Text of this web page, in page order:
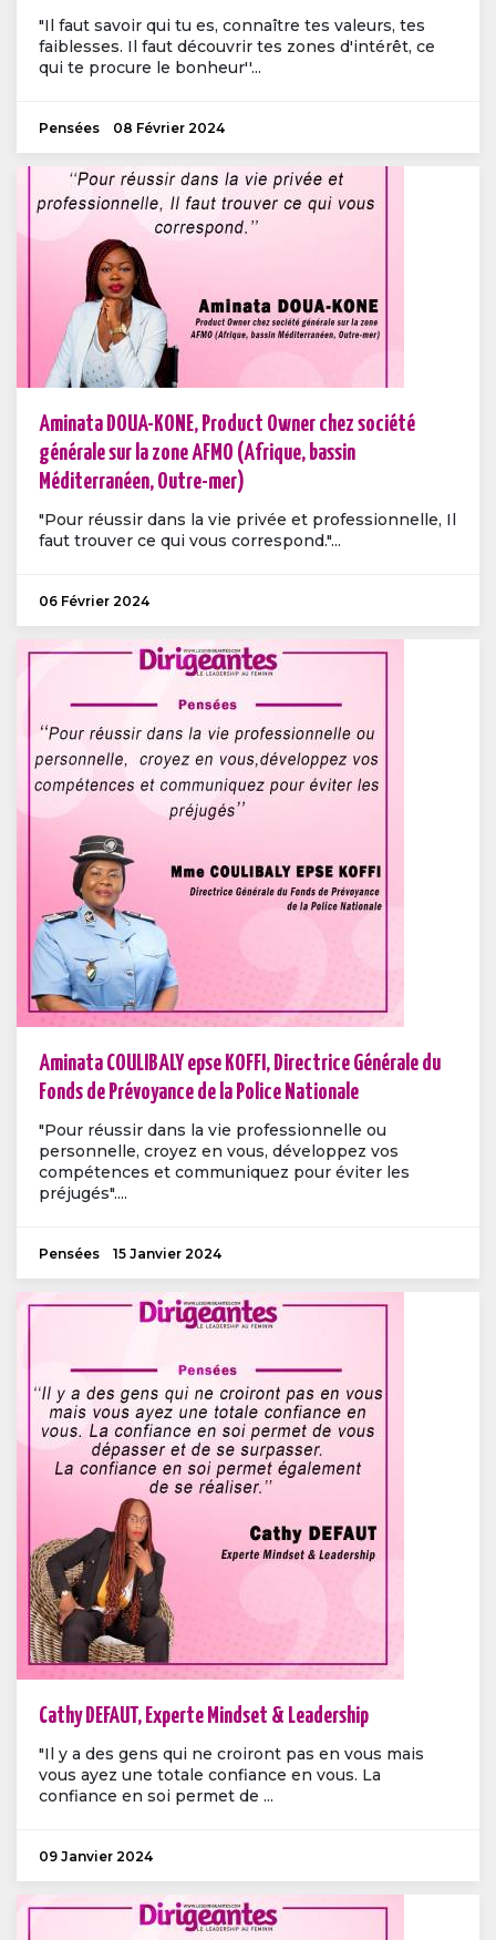
"Il faut savoir qui tu es, connaître tes valeurs, tes
faiblesses. Il faut découvrir tes zones d'intérêt, ce
qui te procure le bonheur''...
Pensées 08 Février 2024
Aminata DOUA-KONE, Product Owner chez société
générale sur la zone AFMO (Afrique, bassin
Méditerranéen, Outre-mer)
"Pour réussir dans la vie privée et professionnelle, Il
faut trouver ce qui vous correspond."...
06 Février 2024
Aminata COULIBALY epse KOFFI, Directrice Générale du
Fonds de Prévoyance de la Police Nationale
"Pour réussir dans la vie professionnelle ou
personnelle, croyez en vous, développez vos
compétences et communiquez pour éviter les
préjugés"....
Pensées 15 Janvier 2024
Cathy DEFAUT, Experte Mindset & Leadership
"Il y a des gens qui ne croiront pas en vous mais
vous ayez une totale confiance en vous. La
confiance en soi permet de ...
09 Janvier 2024